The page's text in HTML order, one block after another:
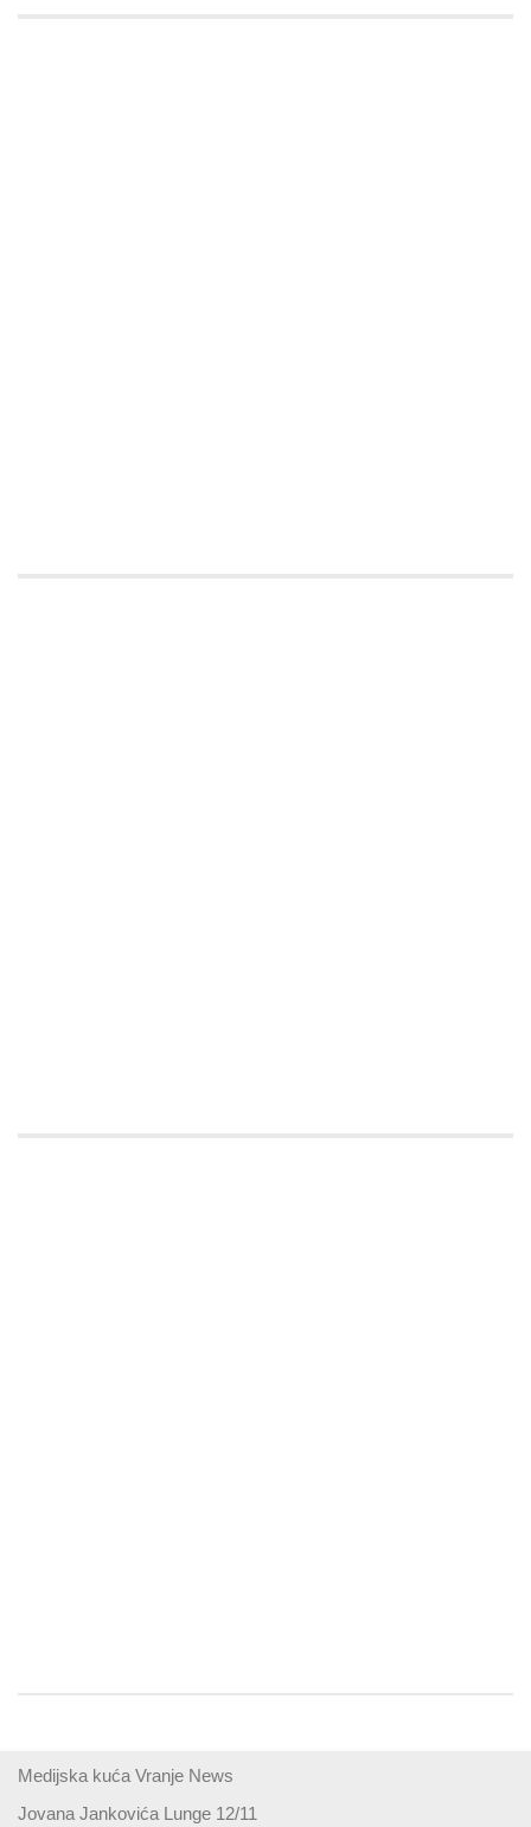
Medijska kuća Vranje News
Jovana Jankovića Lunge 12/11